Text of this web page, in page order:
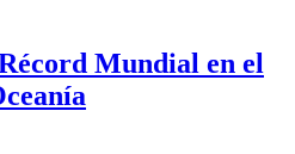
Mundial en el